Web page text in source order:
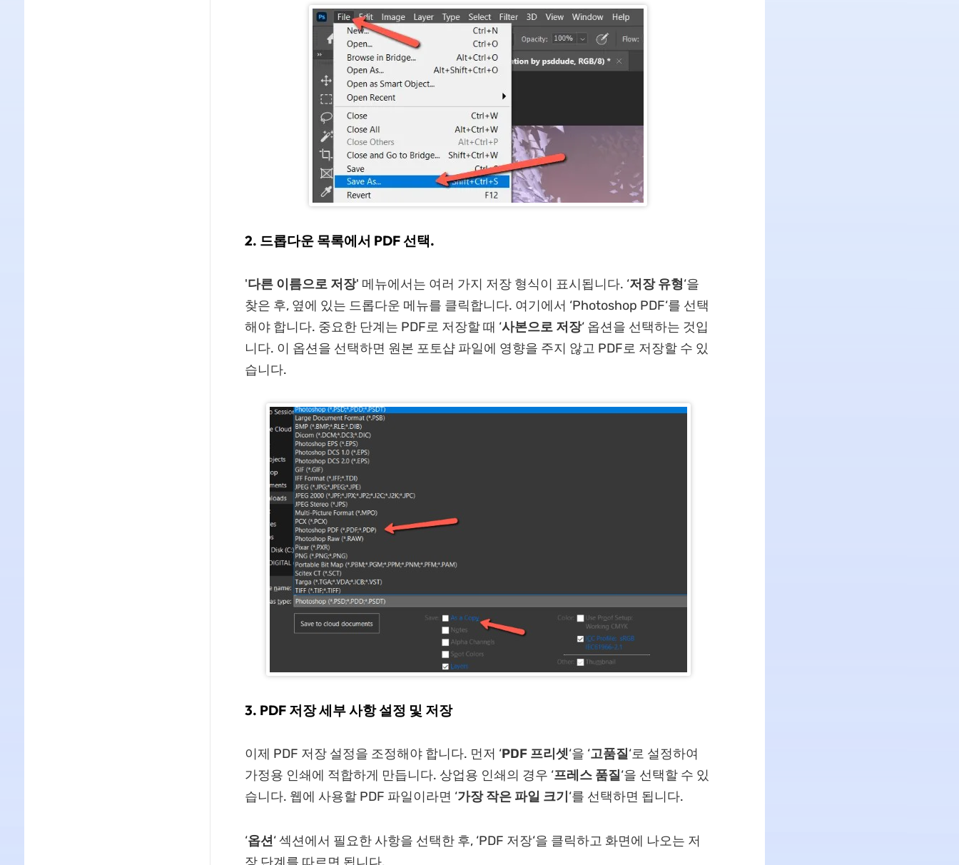
2. 드롭다운 목록에서 PDF 선택.
'다른 이름으로 저장' 메뉴에서는 여러 가지 저장 형식이 표시됩니다. ‘저장 유형‘을
찾은 후, 옆에 있는 드롭다운 메뉴를 클릭합니다. 여기에서 ‘Photoshop PDF‘를 선택
해야 합니다. 중요한 단계는 PDF로 저장할 때 ‘사본으로 저장‘ 옵션을 선택하는 것입
니다. 이 옵션을 선택하면 원본 포토샵 파일에 영향을 주지 않고 PDF로 저장할 수 있
습니다.
3. PDF 저장 세부 사항 설정 및 저장
이제 PDF 저장 설정을 조정해야 합니다. 먼저 ‘PDF 프리셋‘을 ‘고품질‘로 설정하여
가정용 인쇄에 적합하게 만듭니다. 상업용 인쇄의 경우 ‘프레스 품질‘을 선택할 수 있
습니다. 웹에 사용할 PDF 파일이라면 ‘가장 작은 파일 크기 ‘를 선택하면 됩니다.
‘옵션‘ 섹션에서 필요한 사항을 선택한 후, ‘PDF 저장‘을 클릭하고 화면에 나오는 저